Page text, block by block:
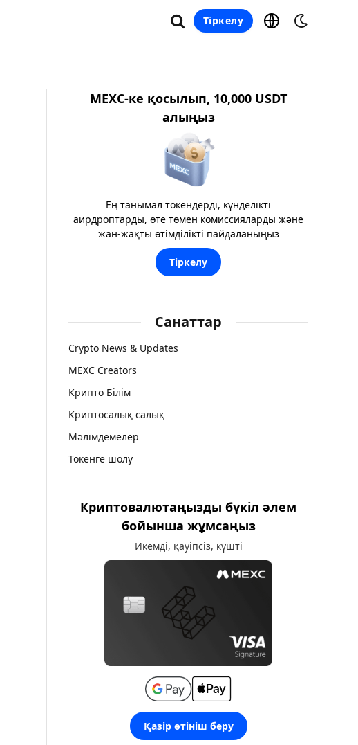
Тіркелу
MEXC-ке қосылып, 10,000 USDT
алыңыз
Ең танымал токендерді, күнделікті
аирдроптарды, өте төмен комиссияларды және
жан-жақты өтімділікті пайдаланыңыз
Тіркелу
Санаттар
Crypto News & Updates
MEXC Creators
Крипто Білім
Криптосалық салық
Мәлімдемелер
Токенге шолу
Криптовалютаңызды бүкіл әлем
бойынша жұмсаңыз
Икемді, қауіпсіз, күшті
Қазір өтініш беру